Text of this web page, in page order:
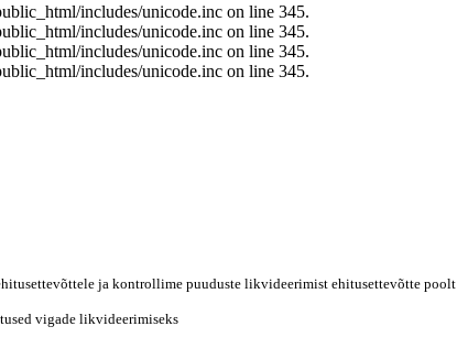
includes/unicode.inc on line 345.
includes/unicode.inc on line 345.
includes/unicode.inc on line 345.
includes/unicode.inc on line 345.
ja kontrollime puuduste likvideerimist ehitusettevõtte poolt
vigade likvideerimiseks